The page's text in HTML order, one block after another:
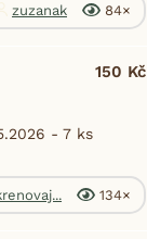
zuzanak 84×
150 Kč
- 7 ks
134×